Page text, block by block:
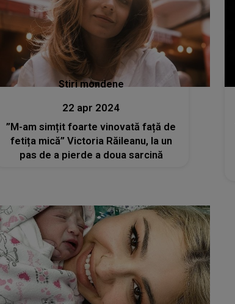
Stiri mondene
22 apr 2024
”M-am simțit foarte vinovată față de
fetița mică” Victoria Răileanu, la un
pas de a pierde a doua sarcină